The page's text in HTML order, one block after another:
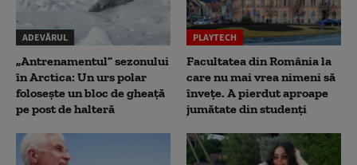
ADEVĂRUL
„Antrenamentul” sezonului
în Arctica: Un urs polar
folosește un bloc de gheață
pe post de halteră
PLAYTECH
Facultatea din România la
care nu mai vrea nimeni să
înveţe. A pierdut aproape
jumătate din studenţi